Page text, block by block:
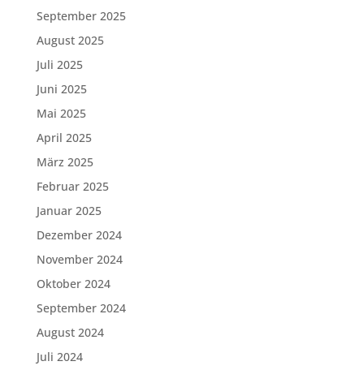
September 2025
August 2025
Juli 2025
Juni 2025
Mai 2025
April 2025
März 2025
Februar 2025
Januar 2025
Dezember 2024
November 2024
Oktober 2024
September 2024
August 2024
Juli 2024